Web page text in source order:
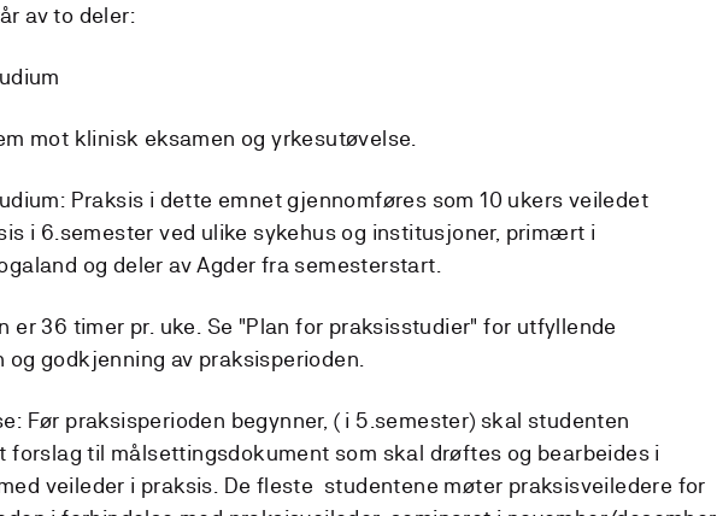
av to deler:
mot klinisk eksamen og yrkesutøvelse.
Praksis i dette emnet gjennomføres som 10 ukers veiledet
i 6.semester ved ulike sykehus og institusjoner, primært i
og deler av Agder fra semesterstart.
er 36 timer pr. uke. Se "Plan for praksisstudier" for utfyllende
og godkjenning av praksisperioden.
Før praksisperioden begynner, ( i 5.semester) skal studenten
forslag til målsettingsdokument som skal drøftes og bearbeides i
veileder i praksis. De fleste studentene møter praksisveiledere for